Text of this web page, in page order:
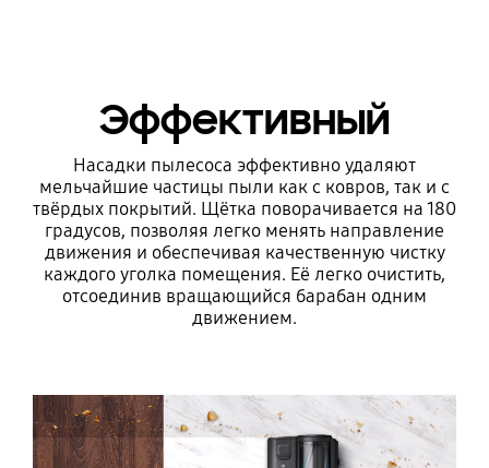
Эффективный
Насадки пылесоса эффективно удаляют
мельчайшие частицы пыли как с ковров, так и с
твёрдых покрытий. Щётка поворачивается на 180
градусов, позволяя легко менять направление
движения и обеспечивая качественную чистку
каждого уголка помещения. Её легко очистить,
отсоединив вращающийся барабан одним
движением.